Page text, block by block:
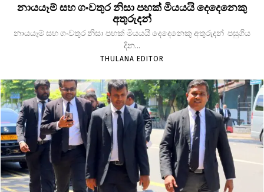
නායයෑම් සහ ගංවතුර නිසා පහක් මියයයි දෙදෙනෙකු
අතුරුදන්
නායයෑම් සහ ගංවතුර නිසා පහක් මියයයි දෙදෙනෙකු අතුරුදන් පසුගිය
දින...
THULANA EDITOR